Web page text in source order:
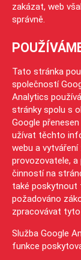
zakázat, web
správně.
Tato stránka
společností
Analytics
stránky spolu s
Google
užívat těchto
webu a
provozovatele, a
činností na
také
požadováno
zpracovávat
Služba Google
funkce